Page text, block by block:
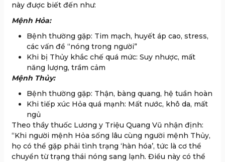
này được biết đến như:
Mệnh Hỏa:
Bệnh thường gặp: Tim mạch, huyết áp cao, stress,
các vấn đề “nóng trong người”
Khi bị Thủy khắc chế quá mức: Suy nhược, mất
năng lượng, trầm cảm
Mệnh Thủy:
Bệnh thường gặp: Thận, bàng quang, hệ tuần hoàn
Khi tiếp xúc Hỏa quá mạnh: Mất nước, khô da, mất
ngủ
Theo thầy thuốc Lương y Triệu Quang Vũ nhận định:
“Khi người mệnh Hỏa sống lâu cùng người mệnh Thủy,
họ có thể gặp phải tình trạng ‘hàn hóa’, tức là cơ thể
chuyển từ trạng thái nóng sang lạnh. Điều này có thể